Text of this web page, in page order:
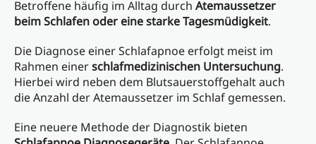
Betroffene häufig im Alltag durch Atemaussetzer
beim Schlafen oder eine starke Tagesmüdigkeit.
Die Diagnose einer Schlafapnoe erfolgt meist im
Rahmen einerschlafmedizinischen Untersuchung.
Hierbei wird neben dem Blutsauerstoffgehalt auch
die Anzahl der Atemaussetzer im Schlaf gemessen.
Eine neuere Methode der Diagnostik bieten